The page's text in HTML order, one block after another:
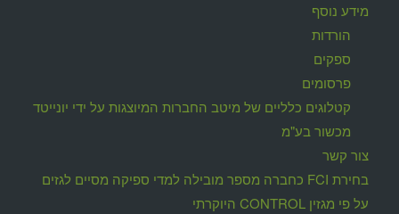
מידע נוסף
הורדות
ספקים
פרסומים
קטלוגים כלליים של מיטב החברות המיוצגות על ידי יונייטד
מכשור בע"מ
צור קשר
בחירת FCI כחברה מספר מובילה למדי ספיקה מסיים לגזים
על פי מגזין CONTROL היוקרתי